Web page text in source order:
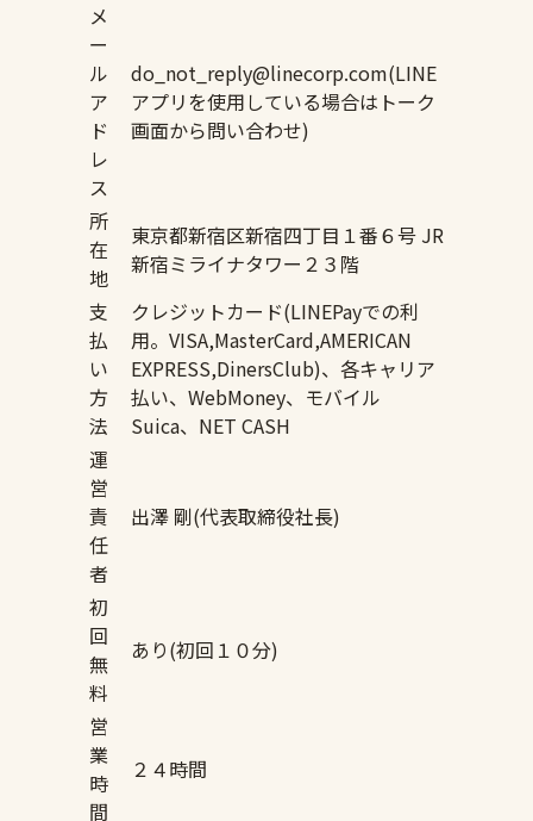
メ
ー
ル
ア
ド
レ
ス
do_not_reply@linecorp.com(LINE
アプリを使用している場合はトーク
画面から問い合わせ)
所
在
地
東京都新宿区新宿四丁目１番６号 JR
新宿ミライナタワー２３階
支
払
い
方
法
クレジットカード(LINEPayでの利
用。VISA,MasterCard,AMERICAN
EXPRESS,DinersClub)、各キャリア
払い、WebMoney、モバイル
Suica、NET CASH
運
営
責
任
者
出澤 剛(代表取締役社長)
初
回
無
料
あり(初回１０分)
営
業
時
間
２４時間